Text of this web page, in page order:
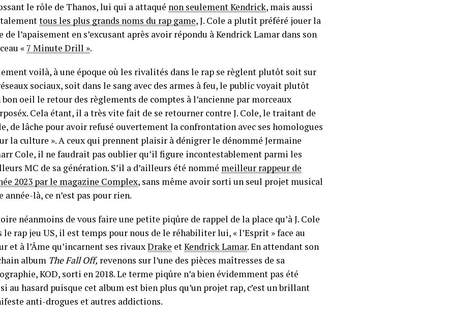
le rôle de Thanos, lui qui a attaqué non seulement Kendrick, mais aussi
tous les plus grands noms du rap game, J. Cole a plutît préféré jouer la
de l’apaisement en s’excusant après avoir répondu à Kendrick Lamar dans son
« 7 Minute Drill ».
voilà, à une époque où les rivalités dans le rap se règlent plutôt soit sur
sociaux, soit dans le sang avec des armes à feu, le public voyait plutôt
bon oeil le retour des règlements de comptes à l’ancienne par morceaux
Cela étant, il a très vite fait de se retourner contre J. Cole, le traitant de
de lâche pour avoir refusé ouvertement la confrontation avec ses homologues
la culture ». A ceux qui prennent plaisir à dénigrer le dénommé Jermaine
Cole, il ne faudrait pas oublier qu’il figure incontestablement parmi les
MC de sa génération. S’il a d’ailleurs été nommé meilleur rappeur de
2023 par le magazine Complex, sans même avoir sorti un seul projet musical
année-là, ce n’est pas pour rien.
néanmoins de vous faire une petite piqûre de rappel de la place qu’à J. Cole
le rap jeu US, il est temps pour nous de le réhabiliter lui, « l’Esprit » face au
et à l’Âme qu’incarnent ses rivauxDrake etKendrick Lamar. En attendant son
album The Fall Off, revenons sur l’une des pièces maîtresses de sa
KOD, sorti en 2018. Le terme piqûre n’a bien évidemment pas été
au hasard puisque cet album est bien plus qu’un projet rap, c’est un brillant
anti-drogues et autres addictions.